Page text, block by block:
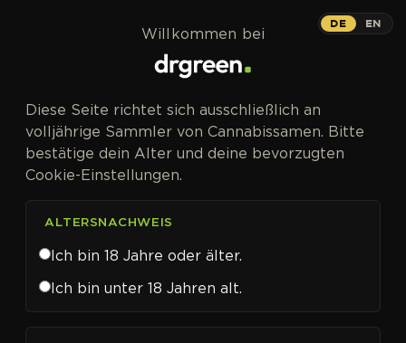
DE EN
Willkommen bei
Diese Seite richtet sich ausschließlich an
volljährige Sammler von Cannabissamen. Bitte
bestätige dein Alter und deine bevorzugten
Cookie-Einstellungen.
ALTERSNACHWEIS
Ich bin 18 Jahre oder älter.
Ich bin unter 18 Jahren alt.